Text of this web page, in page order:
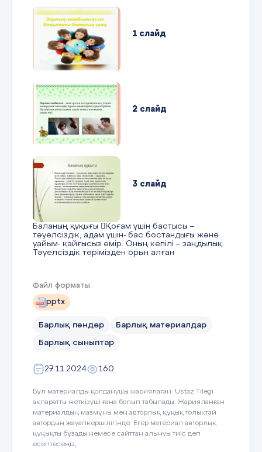
ауа- райында не істеу керек?» 1 2 3 4
Қорытынды Есіңде сақта! Дос — өмірдің ажары
Ол біздің өмірімізге жарқын түстер қосып, оны
мағыналы етеді. Шынайы достық — өмірлік
байлық Бұл баға жетпес құндылық, оны сақтау
керек. Достығымызды нығайтайық! Бір-бірімізге
адал болып, достық қарым-қатынасымызды
мәңгілік етейік!
1 слайд
2 слайд
3 слайд
Баланың құқығы Қоғам үшін бастысы –
тәуелсіздік, адам үшін- бас бостандығы және
уайым- қайғысыз өмір. Оның кепілі – заңдылық.
Тәуелсіздік төрімізден орын алған
қорғау – конституциялық заңдылықтың басты
талабы. Қазақстанда салауатты өмір салтына
қол жеткізудегі, денсаулықты сақтау мен
құқығын қорғау, зорлық зомбылыққа қарсы
күрес жүргізу. Зорлық – зомбылық құқықта «Бір
адамның екінші бір адамға, оның жеке басына
тиіспеушілік құқығын бұзатын және психикалық
4 слайд
Файл форматы:
pptx
Барлық пәндер Барлық материалдар
Барлық сыныптар
27.11.2024 160
Бұл материалды қолданушы жариялаған. Ustaz Tilegi
ақпаратты жеткізуші ғана болып табылады. Жарияланған
материалдың мазмұны мен авторлық құқық толықтай
автордың жауапкершілігінде. Егер материал авторлық
құқықты бұзады немесе сайттан алынуы тиіс деп
есептесеңіз,